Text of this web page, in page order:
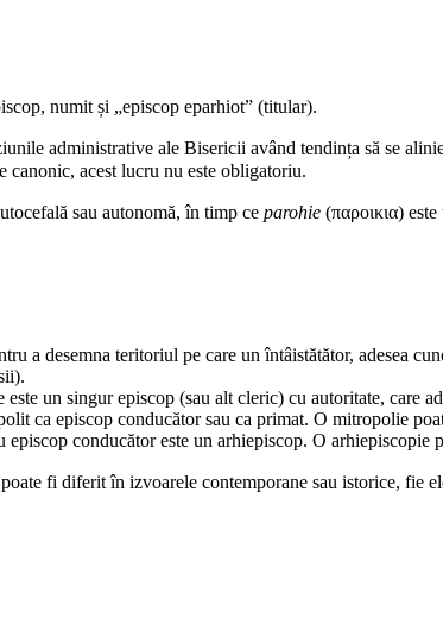
, numit și „episcop eparhiot” (titular).
administrative ale Bisericii având tendința să se
canonic, acest lucru nu este obligatoriu.
sau autonomă, în timp ce parohie (παροικια)
a desemna teritoriul pe care unîntâistătător, adesea
un singur episcop (sau alt cleric) cu autoritate, care
ca episcop conducător sau ca primat. O mitropolie
episcop conducător este un arhiepiscop. O arhiepiscopie
fi diferit în izvoarele contemporane sau istorice, fie